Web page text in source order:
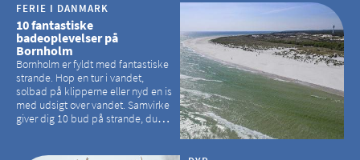
FERIE I DANMARK
10 fantastiske
badeoplevelser på
Bornholm
Bornholm er fyldt med fantastiske
strande. Hop en tur i vandet,
solbad på klipperne eller nyd en is
med udsigt over vandet. Samvirke
giver dig 10 bud på strande, du